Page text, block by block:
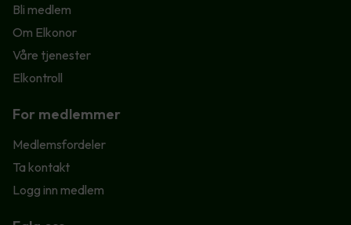
Bli medlem
Om Elkonor
Våre tjenester
Elkontroll
For medlemmer
Medlemsfordeler
Ta kontakt
Logg inn medlem